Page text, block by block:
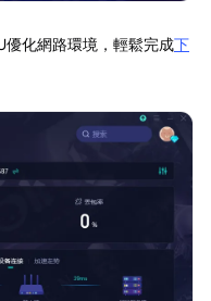
化網路環境，輕鬆完成下